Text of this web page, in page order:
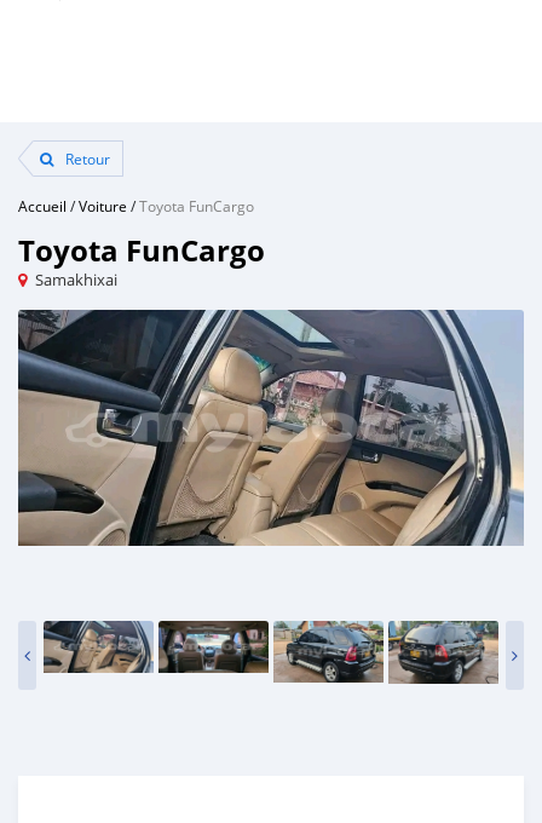
Retour
Accueil /Voiture /Toyota FunCargo
Toyota FunCargo
Samakhixai